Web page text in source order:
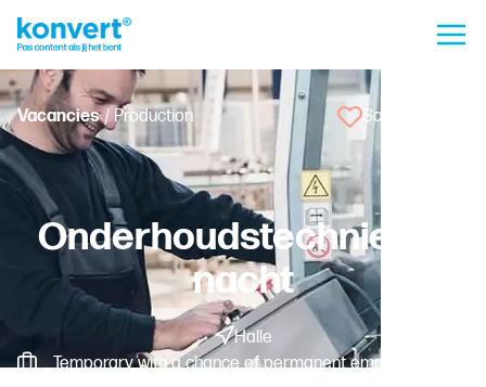
Vacancies/ Production Save vacancy
Onderhoudstechnieker
nacht
Halle
Temporary with a chance of permanent employment -